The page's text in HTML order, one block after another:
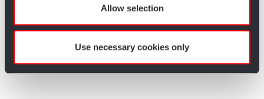
provided to them or that they’ve collected from your use
Allow selection
Use necessary cookies only
nettare è subito imbustato e congelato con un